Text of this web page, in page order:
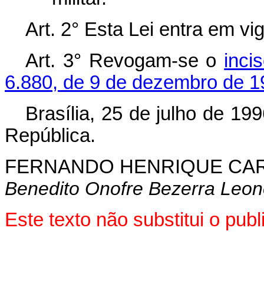
Art. 2° Esta Lei entra em
Art. 3° Revogam-se o
6.880, de 9 de dezembro de
Brasília, 25 de julho de
República.
FERNANDO HENRIQUE
Benedito Onofre Bezerra
Este texto não substitui o